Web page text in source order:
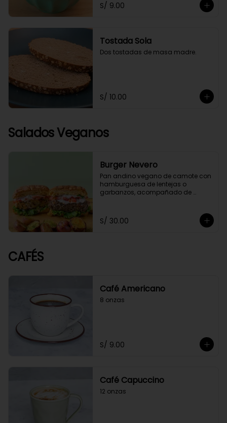
S/ 9.00
Tostada Sola
Dos tostadas de masa madre.
S/ 10.00
Salados Veganos
Burger Nevero
Pan andino vegano de camote con
hamburguesa de lentejas o
garbanzos, acompañado de
guacamole y papitas cocktail
salteadas con perejil.
S/ 30.00
CAFÉS
Café Americano
8 onzas
S/ 9.00
Café Capuccino
12 onzas